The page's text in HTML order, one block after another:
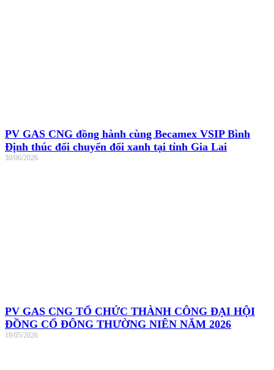
PV GAS CNG đồng hành cùng Becamex VSIP Bình
Định thúc đổi chuyển đổi xanh tại tỉnh Gia Lai
30/06/2026
PV GAS CNG TỔ CHỨC THÀNH CÔNG ĐẠI HỘI
ĐỒNG CỔ ĐÔNG THƯỜNG NIÊN NĂM 2026
19/05/2026